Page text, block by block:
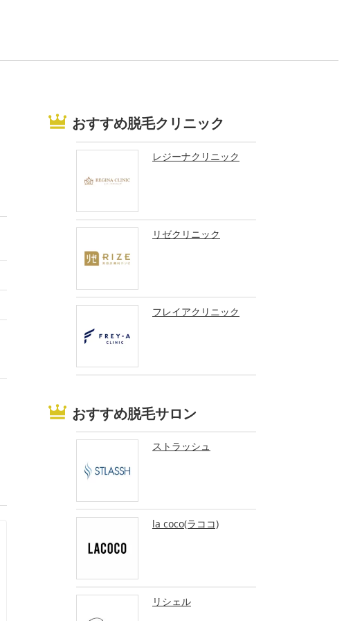
おすすめ脱毛クリニック
レジーナクリニック
リゼクリニック
フレイアクリニック
おすすめ脱毛サロン
ストラッシュ
la coco(ラココ)
リシェル